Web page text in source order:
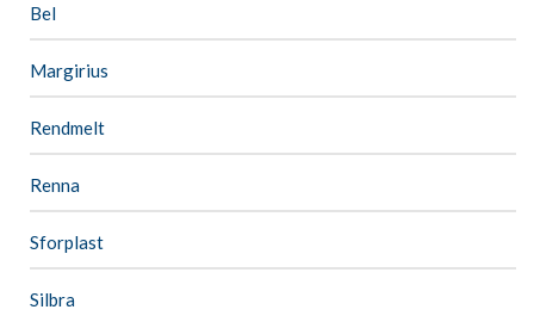
Bel
Margirius
Rendmelt
Renna
Sforplast
Silbra